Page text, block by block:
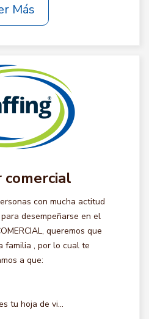
Más
comercial
con mucha actitud
desempeñarse en el
queremos que
familia , por lo cual te
a que:
tu hoja de vi...